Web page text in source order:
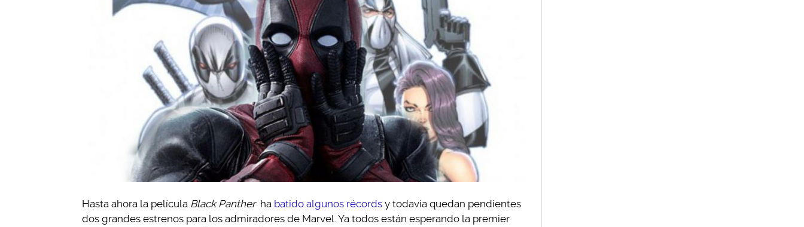
Hasta ahora la película Black Panther ha batido algunos récordsy todavía quedan pendientes
dos grandes estrenos para los admiradores de Marvel. Ya todos están esperando la premier